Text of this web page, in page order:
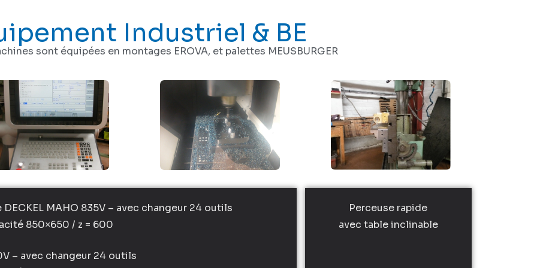
Industriel & BE
sont équipées en montages EROVA, et palettes MEUSBURGER
MAHO 835V – avec changeur 24 outils
850×650 / z = 600
– avec changeur 24 outils
Perceuse rapide
avec table inclinable